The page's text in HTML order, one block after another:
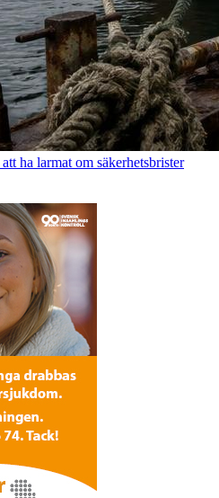
ha larmat om säkerhetsbrister